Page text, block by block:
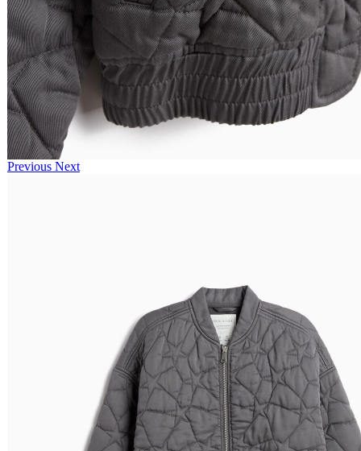
Previous Next